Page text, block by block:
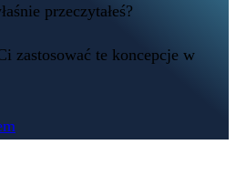
przeczytałeś?
zastosować te koncepcje w